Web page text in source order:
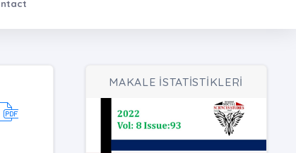
MAKALE İSTATİSTİKLERİ